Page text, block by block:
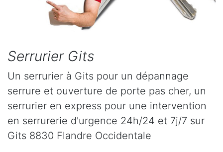
Serrurier Gits
Un serrurier à Gits pour un dépannage
serrure et ouverture de porte pas cher, un
serrurier en express pour une intervention
en serrurerie d'urgence 24h/24 et 7j/7 sur
Gits 8830 Flandre Occidentale